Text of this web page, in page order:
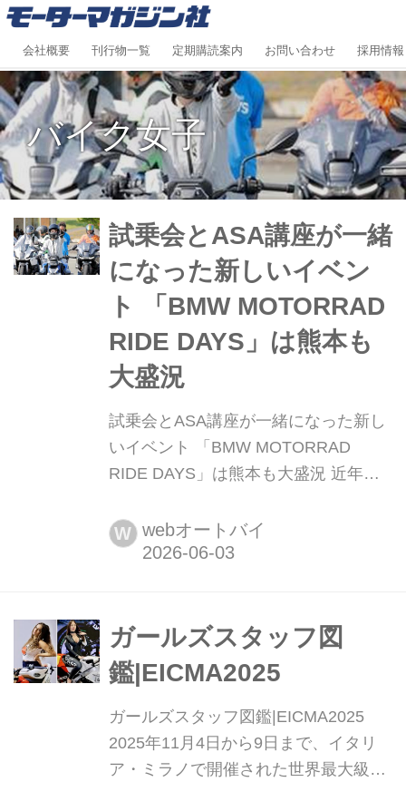
会社概要 刊行物一覧 定期購読案内 お問い合わせ 採用情報
バイク女子
試乗会とASA講座が一緒
になった新しいイベン
ト 「BMW MOTORRAD
RIDE DAYS」は熊本も
大盛況
試乗会とASA講座が一緒になった新し
いイベント 「BMW MOTORRAD
RIDE DAYS」は熊本も大盛況 近年、
快適性を重視するライダーが増加、以
前のように排気量やパワーだけでバイ
うに、各メーカーも実環境でのテスト
ライドイベントに力を入れています。
中でも、BMW Motorrad...
W webオートバイ
ガールズスタッフ図
鑑|EICMA2025
ガールズスタッフ図鑑|EICMA2025
2025年11月4日から9日まで、イタリ
ア・ミラノで開催された世界最大級の